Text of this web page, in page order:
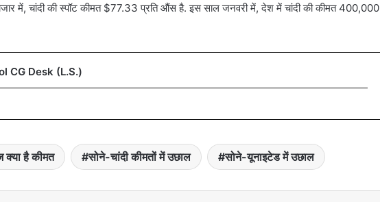
में, चांदी की स्पॉट कीमत $77.33 प्रति औंस है. इस साल जनवरी में, देश में चांदी की कीमत 400,000
CG Desk (L.S.)
है कीमत सोने-चांदी कीमतों में उछाल सोने-यूनाइटेड में उछाल